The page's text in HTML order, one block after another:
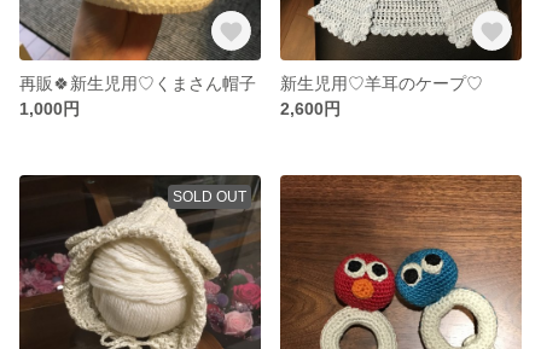
再販🍀新生児用♡くまさん帽子
1,000円
新生児用♡羊耳のケープ♡
2,600円
SOLD OUT